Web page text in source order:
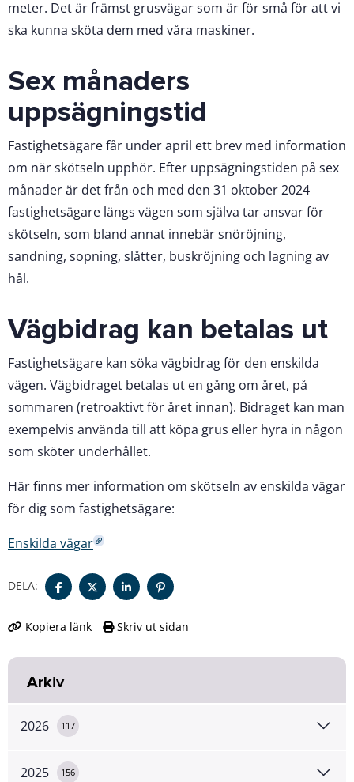
meter. Det är främst grusvägar som är för små för att vi
ska kunna sköta dem med våra maskiner.
Sex månaders
uppsägningstid
Fastighetsägare får under april ett brev med information
om när skötseln upphör. Efter uppsägningstiden på sex
månader är det från och med den 31 oktober 2024
fastighetsägare längs vägen som själva tar ansvar för
skötseln, som bland annat innebär snöröjning,
sandning, sopning, slåtter, buskröjning och lagning av
hål.
Vägbidrag kan betalas ut
Fastighetsägare kan söka vägbidrag för den enskilda
vägen. Vägbidraget betalas ut en gång om året, på
sommaren (retroaktivt för året innan). Bidraget kan man
exempelvis använda till att köpa grus eller hyra in någon
som sköter underhållet.
Här finns mer information om skötseln av enskilda vägar
för dig som fastighetsägare:
Enskilda vägar
DELA:
Kopiera länk Skriv ut sidan
Arkiv
2026 117
2025 156